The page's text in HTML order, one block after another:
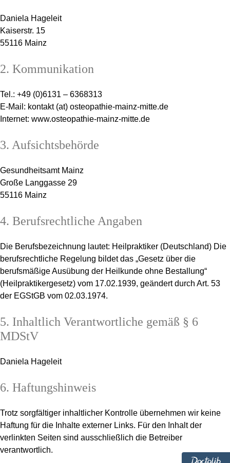
Daniela Hageleit
Kaiserstr. 15
55116 Mainz
2. Kommunikation
Tel.: +49 (0)6131 – 6368313
E-Mail: kontakt (at) osteopathie-mainz-mitte.de
Internet: www.osteopathie-mainz-mitte.de
3. Aufsichtsbehörde
Gesundheitsamt Mainz
Große Langgasse 29
55116 Mainz
4. Berufsrechtliche Angaben
Die Berufsbezeichnung lautet: Heilpraktiker (Deutschland) Die
berufsrechtliche Regelung bildet das „Gesetz über die
berufsmäßige Ausübung der Heilkunde ohne Bestallung“
(Heilpraktikergesetz) vom 17.02.1939, geändert durch Art. 53
der EGStGB vom 02.03.1974.
5. Inhaltlich Verantwortliche gemäß § 6
MDStV
Daniela Hageleit
6. Haftungshinweis
Trotz sorgfältiger inhaltlicher Kontrolle übernehmen wir keine
Haftung für die Inhalte externer Links. Für den Inhalt der
verlinkten Seiten sind ausschließlich die Betreiber
verantwortlich.